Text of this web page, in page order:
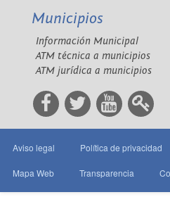
Municipios
Información Municipal
ATM técnica a municipios
ATM jurídica a municipios
Aviso legal Política de privacidad
Mapa Web Transparencia